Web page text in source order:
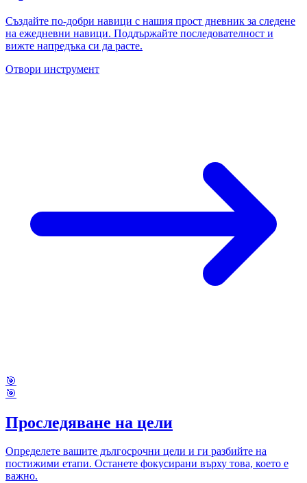
Създайте по-добри навици с нашия прост дневник за следене
на ежедневни навици. Поддържайте последователност и
вижте напредъка си да расте.
Отвори инструмент
🎯
🎯
Проследяване на цели
Определете вашите дългосрочни цели и ги разбийте на
постижими етапи. Останете фокусирани върху това, което е
важно.